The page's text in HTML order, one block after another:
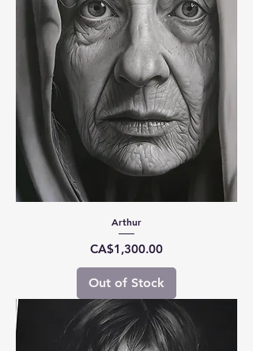
Arthur
Price
CA$1,300.00
Out of Stock